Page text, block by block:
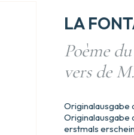
LA
Poème
vers de
Originalausgabe
Originalausgabe
erstmals